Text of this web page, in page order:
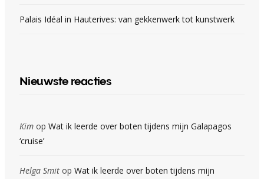
Palais Idéal in Hauterives: van gekkenwerk tot kunstwerk
Nieuwste reacties
Kim op Wat ik leerde over boten tijdens mijn Galapagos
‘cruise’
Helga Smit op Wat ik leerde over boten tijdens mijn